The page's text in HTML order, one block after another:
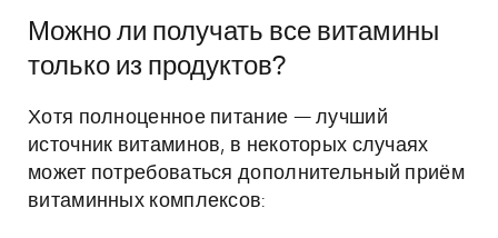
Можно ли получать все витамины
только из продуктов?
Хотя полноценное питание — лучший
источник витаминов, в некоторых случаях
может потребоваться дополнительный приём
витаминных комплексов: